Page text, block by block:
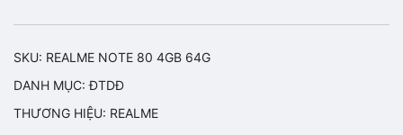
SKU: REALME NOTE 80 4GB 64G
DANH MỤC:ĐTDĐ
THƯƠNG HIỆU: REALME